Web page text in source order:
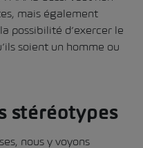
mais également
possibilité d’exercer le
soient un homme ou
stéréotypes
nous y voyons